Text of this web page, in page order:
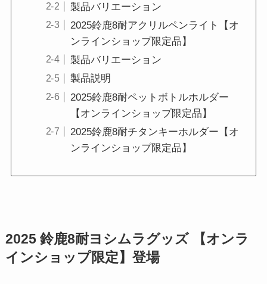
製品バリエーション
2025鈴鹿8耐アクリルペンライト【オ
ンラインショップ限定品】
製品バリエーション
製品説明
2025鈴鹿8耐ペットボトルホルダー
【オンラインショップ限定品】
2025鈴鹿8耐チタンキーホルダー【オ
ンラインショップ限定品】
2025 鈴鹿8耐ヨシムラグッズ 【オンラ
インショップ限定】 登場